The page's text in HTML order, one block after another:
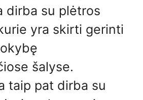
dirba su plėtros
yra skirti gerinti
šalyse.
taip pat dirba su